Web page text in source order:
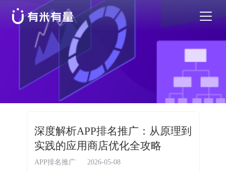
苹果应用商店优化
安卓应用商店优化
优秀案例
深度解析APP排名推广：从原理到
实践的应用商店优化全攻略
APP排名推广 2026-05-08